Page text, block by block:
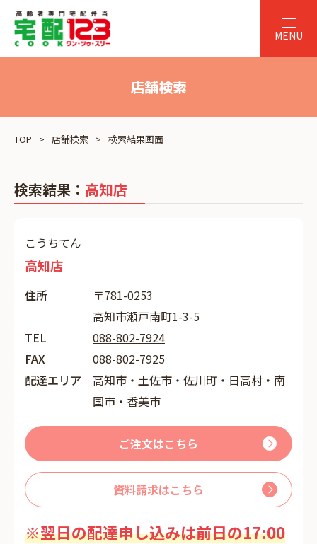
店舗検索
TOP 店舗検索 検索結果画面
検索結果： 高知店
こうちてん
高知店
住所
〒781-0253
高知市瀬戸南町1-3-5
TEL
088-802-7924
FAX
088-802-7925
配達エリア
高知市・土佐市・佐川町・日高村・南
国市・香美市
ご注文はこちら
資料請求はこちら
※翌日の配達申し込みは前日の17:00